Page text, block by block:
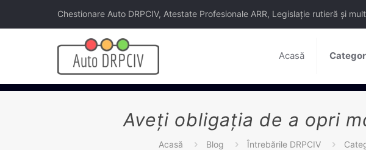
Chestionare Auto DRPCIV, Atestate Profesionale ARR, Legislație rutieră și
Acasă
Aveţi obligaţia de a opri
Acasă Blog Întrebările DRPCIV